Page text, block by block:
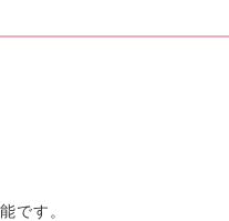
です。